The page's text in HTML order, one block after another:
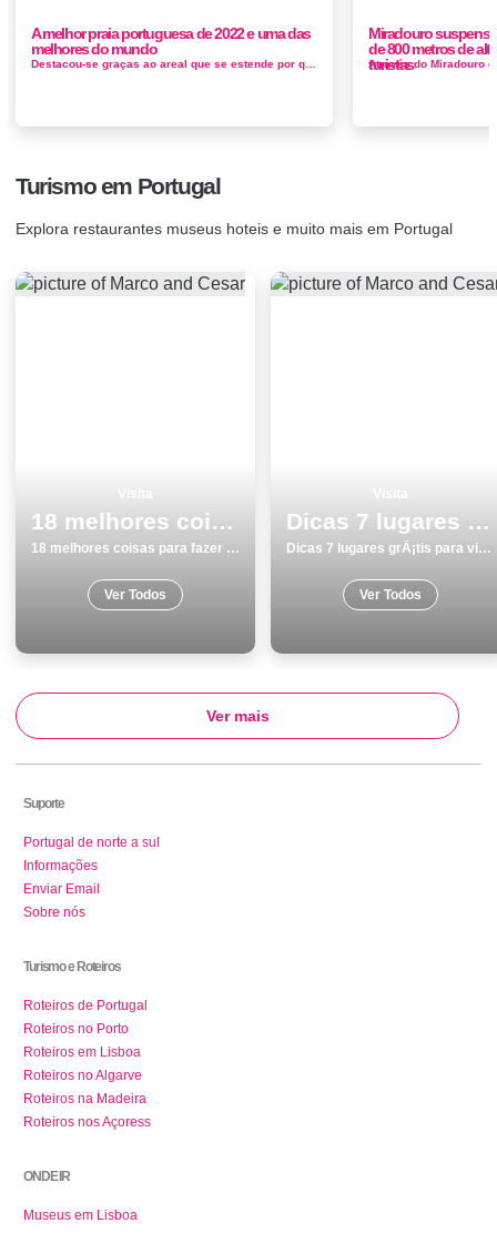
A melhor praia portuguesa de 2022 e uma das
melhores do mundo
Miradouro
de 800 metros de
turistas
Turismo em Portugal
Explora restaurantes museus hoteis e muito mais em Portugal
18 melhores coisas para fazer em Vila do Bispo no verÃ£o
18 melhores coisas para fazer em Vila do Bispo no verÃ£o
Ver Todos
Dicas 7 lugares grÃ¡tis para visitar em Torres Vedras
Dicas 7 lugares grÃ¡tis para visitar em Torres Vedras
Ver Todos
Ver mais
Suporte
Portugal de norte a sul
Informações
Enviar Email
Sobre nós
Turismo e Roteiros
Roteiros de Portugal
Roteiros no Porto
Roteiros em Lisboa
Roteiros no Algarve
Roteiros na Madeira
Roteiros nos Açoress
ONDE IR
Museus em Lisboa